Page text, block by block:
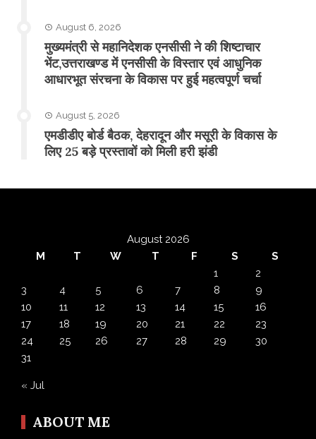
August 6, 2026
मुख्यमंत्री से महानिदेशक एनसीसी ने की शिष्टाचार
भेंट,उत्तराखण्ड में एनसीसी के विस्तार एवं आधुनिक
आधारभूत संरचना के विकास पर हुई महत्वपूर्ण चर्चा
August 5, 2026
एमडीडीए बोर्ड बैठक, देहरादून और मसूरी के विकास के
लिए 25 बड़े प्रस्तावों को मिली हरी झंडी
August 2026
M
T W T F S
S
1
2
3
4 5 6 7 8
9
10
11 12 13 14 15
16
17
18 19 20 21 22
23
24
25 26 27 28 29
30
31
« Jul
ABOUT ME